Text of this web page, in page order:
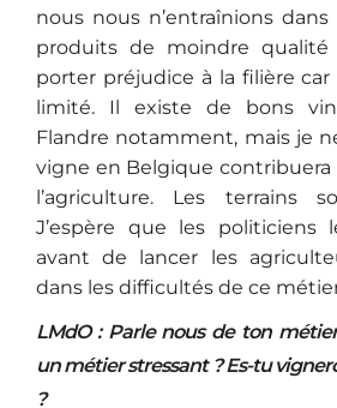
nous nous n’entraînions
produits de moindre
porter préjudice à la filière
limité. Il existe de bons
Flandre notamment, mais je
vigne en Belgique contribuera
l’agriculture. Les terrains
J’espère que les politiciens
avant de lancer les
dans les difficultés de ce
LMdO : Parle nous de ton
un métier stressant ? Es-tu
?